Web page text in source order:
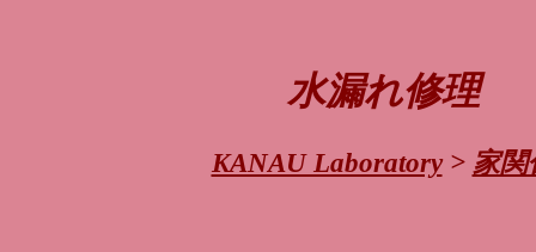
水漏れ修理
KANAU Laboratory> 家関